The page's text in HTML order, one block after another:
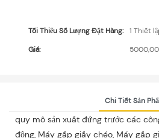
Tối Thiểu Số Lượng Đặt Hàng:
1 Thiết
Giá:
Chi Tiết Sản
quy mô sản xuất đứng trước các
động, Máy gấp giấy chéo, Máy gấp